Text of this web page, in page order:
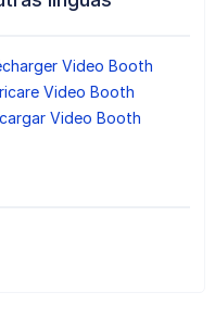
Video Booth
Video Booth
Video Booth